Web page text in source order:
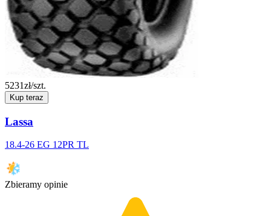
5231zł/szt.
Kup teraz
Lassa
18.4-26 EG 12PR TL
Zbieramy opinie